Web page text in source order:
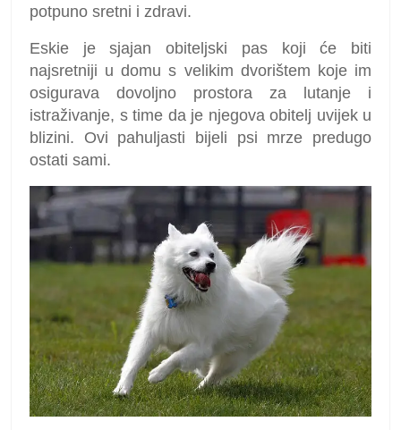
potpuno sretni i zdravi.
Eskie je sjajan obiteljski pas koji će biti
najsretniji u domu s velikim dvorištem koje im
osigurava dovoljno prostora za lutanje i
istraživanje, s time da je njegova obitelj uvijek u
blizini. Ovi pahuljasti bijeli psi mrze predugo
ostati sami.